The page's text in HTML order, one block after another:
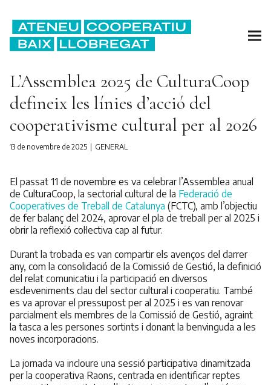
L’Assemblea 2025 de CulturaCoop
defineix les línies d’acció del
cooperativisme cultural per al 2026
13 de novembre de 2025 GENERAL
El passat 11 de novembre es va celebrar l’Assemblea anual
de CulturaCoop, la sectorial cultural de la Federació de
Cooperatives de Treball de Catalunya (FCTC), amb l’objectiu
de fer balanç del 2024, aprovar el pla de treball per al 2025 i
obrir la reflexió col·lectiva cap al futur.
Durant la trobada es van compartir els avenços del darrer
any, com la consolidació de la Comissió de Gestió, la definició
del relat comunicatiu i la participació en diversos
esdeveniments clau del sector cultural i cooperatiu. També
es va aprovar el pressupost per al 2025 i es van renovar
parcialment els membres de la Comissió de Gestió, agraint
la tasca a les persones sortints i donant la benvinguda a les
noves incorporacions.
La jornada va incloure una sessió participativa dinamitzada
per la cooperativa Raons, centrada en identificar reptes